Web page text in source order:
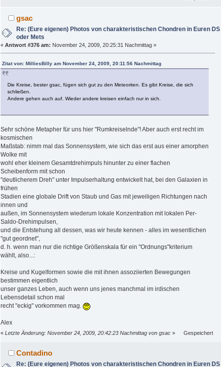
gsac
Re: (Eure eigenen) Photos von charakteristischen Chondren in Euren DS
oder Mets
« Antwort #376 am: November 24, 2009, 20:25:31 Nachmittag »
Zitat von: MilliesBilly am November 24, 2009, 20:11:56 Nachmittag
Die Kreise, bester gsac, fügen sich gut zu den Meteoriten. Es gibt Kreise, die sich
schließen.
Andere gehen auch auf. Wieder andere kreisen einfach nur in sich.
Sehr schöne Metapher für uns hier "Rumkreiselnde"! Aber auch erst recht im
kosmischen
Maßstab: nimm mal das Sonnensystem, wie sich das erst aus einer amorphen
Wolke mit
wohl eher kleinem Gesamtdrehimpuls hinunter zu einer flachen
Scheibenform mit schon
"deutlicherem Dreh" unter Impulserhaltung entwickelt hat, bei den Galaxien in
frühen
Stadien eine globale Drift von Staub und Gas mit jeweiligen Richtungen nach
innen und
außen, im Sonnensystem wiederum lokale Konzentration mit lokalen Per-
Saldo-Drehimpulsen,
und die Entstehung all dessen, was wir heute kennen - alles im wesentlichen
"gut geordnet",
d. h. wenn man nur die richtige Größenskala für ein "Ordnungs"kriterium
wählt, also...:
Kreise und Kugelformen sowie die mit ihnen assoziierten Bewegungen
bestimmen eigentlich
unser ganzes Leben, auch wenn uns jenes manchmal im irdischen
Lebensdetail schon mal
recht "eckig" vorkommen mag.
Alex
« Letzte Änderung: November 24, 2009, 20:42:23 Nachmittag von gsac » Gespeichert
Contadino
Re: (Eure eigenen) Photos von charakteristischen Chondren in Euren DS